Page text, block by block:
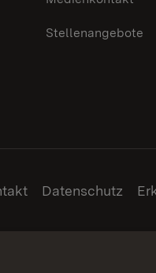
Stellenangebote
Datenschutz